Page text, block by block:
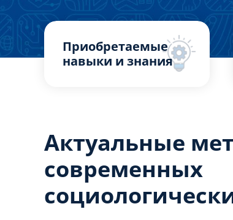
Приобретаемые
навыки и знания
Актуальные
современных